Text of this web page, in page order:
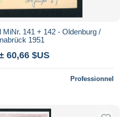
MiNr. 141 + 142 - Oldenburg /
1951
60,66 $US
Professionnel